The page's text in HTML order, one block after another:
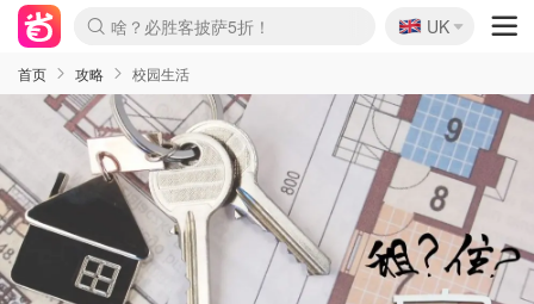
麦卢卡蜂蜜夏促！个位数！
Prada/Miu 4.8折！
啥？必胜客披萨5折！ 🇬🇧
UK
首页 攻略 校园生活